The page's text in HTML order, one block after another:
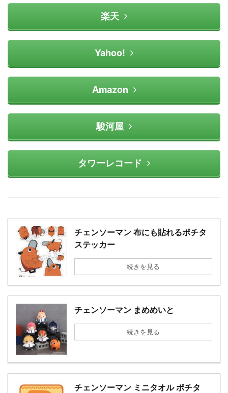
楽天
Yahoo!
Amazon
駿河屋
タワーレコード
チェンソーマン 布にも貼れるポチタ
ステッカー
続きを見る
チェンソーマン まめめいと
続きを見る
チェンソーマン ミニタオル ポチタ